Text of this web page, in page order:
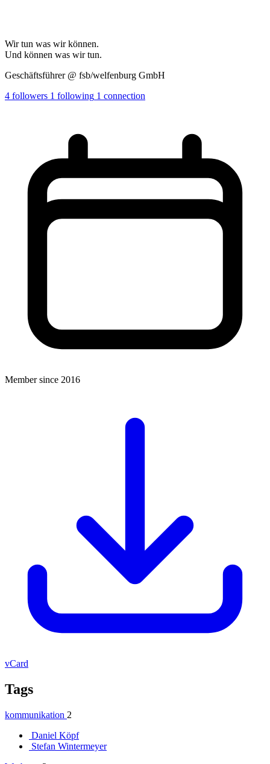
Wir tun was wir können.
Und können was wir tun.
Geschäftsführer @ fsb/welfenburg GmbH
4 followers 1 following 1 connection
Member since 2016
vCard
Tags
kommunikation 2
Daniel Köpf
Stefan Wintermeyer